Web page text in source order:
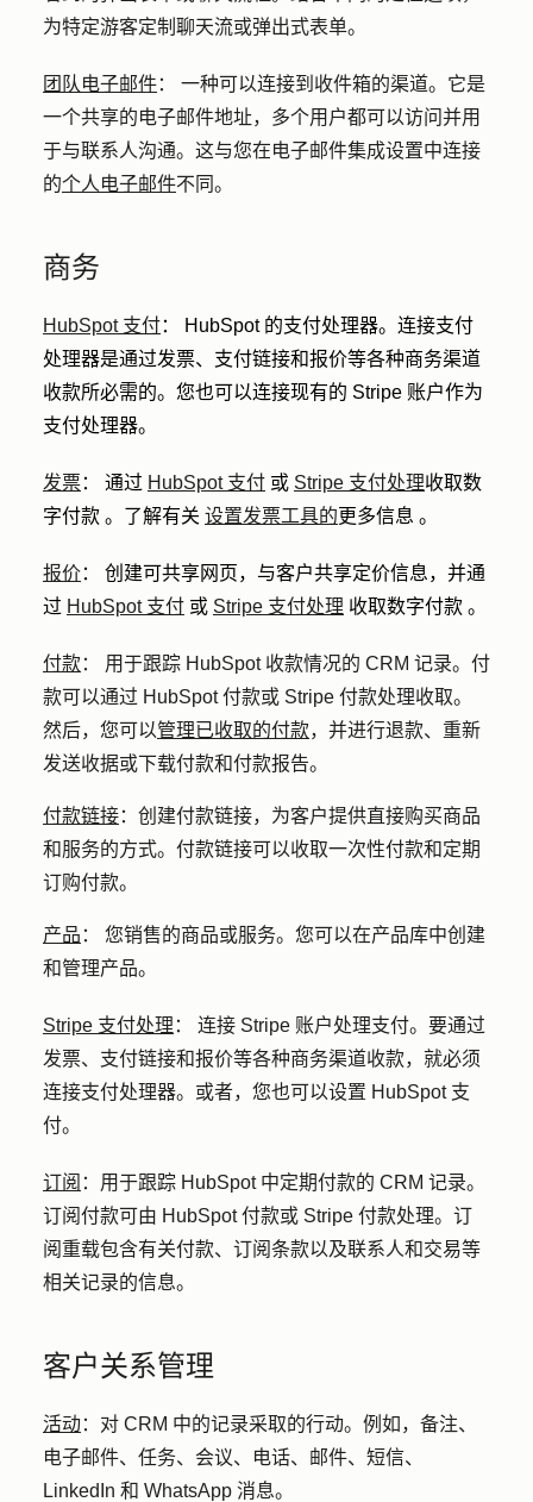
为特定游客定制聊天流或弹出式表单。
团队电子邮件： 一种可以连接到收件箱的渠道。它是
一个共享的电子邮件地址，多个用户都可以访问并用
于与联系人沟通。这与您在电子邮件集成设置中连接
的个人电子邮件不同。
商务
HubSpot 支付：
HubSpot 的支付处理器。连接支付
处理器是通过发票、支付链接和报价等各种商务渠道
收款所必需的。您也可以连接现有的 Stripe 账户作为
支付处理器。
发票： 通过 HubSpot 支付 或 Stripe 支付处理收取数
字付款 。了解有关 设置发票工具的更多信息 。
报价：
创建可共享网页，与客户共享定价信息，并通
过 HubSpot 支付 或 Stripe 支付处理 收取数字付款 。
付款： 用于跟踪 HubSpot 收款情况的 CRM 记录。付
款可以通过 HubSpot 付款或 Stripe 付款处理收取。
然后，您可以管理已收取的付款，并进行退款、重新
发送收据或下载付款和付款报告。
付款链接： 创建付款链接，为客户提供直接购买商品
和服务的方式。付款链接可以收取一次性付款和定期
订购付款。
产品 ： 您销售的商品或服务。您可以在产品库中创建
和管理产品。
Stripe 支付处理 ： 连接 Stripe 账户处理支付。要通过
发票、支付链接和报价等各种商务渠道收款，就必须
连接支付处理器。或者，您也可以设置 HubSpot 支
付。
订阅 ： 用于跟踪 HubSpot 中定期付款的 CRM 记录。
订阅付款可由 HubSpot 付款或 Stripe 付款处理。订
阅重载包含有关付款、订阅条款以及联系人和交易等
相关记录的信息。
客户关系管理
活动： 对 CRM 中的记录采取的行动。例如，备注、
电子邮件、任务、会议、电话、邮件、短信、
LinkedIn 和 WhatsApp 消息。